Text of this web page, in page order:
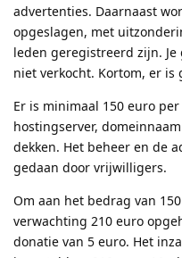
advertenties. Daarnaast
opgeslagen, met
leden geregistreerd zijn.
niet verkocht. Kortom, er is
Er is minimaal 150 euro
hostingserver,
dekken. Het beheer en de
gedaan door vrijwilligers.
Om aan het bedrag van
verwachting 210 euro
donatie van 5 euro. Het